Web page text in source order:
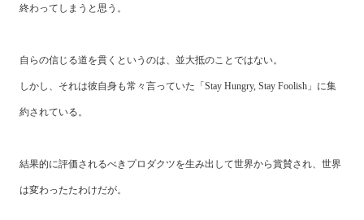
終わってしまうと思う。
自らの信じる道を貫くというのは、並大抵のことではない。
しかし、それは彼自身も常々言っていた「Stay Hungry, Stay Foolish」に集
約されている。
結果的に評価されるべきプロダクツを生み出して世界から賞賛され、世界
は変わったたわけだが。